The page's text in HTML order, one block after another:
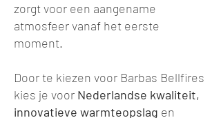
zorgt voor een aangename
atmosfeer vanaf het eerste
moment.
Door te kiezen voor Barbas Bellfires
kies je voor Nederlandse kwaliteit,
innovatieve warmteopslag en